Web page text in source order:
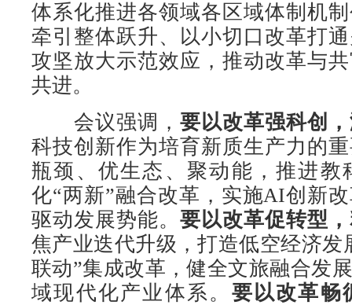
体系化推进各领域各区域体制机
牵引整体跃升、以小切口改革打
攻坚放大示范效应，推动改革与
共进。
会议强调， 要以改革强科创
科技创新作为培育新质生产力的
瓶颈、优生态、聚动能，推进教
化“两新”融合改革，实施AI创新
驱动发展势能。 要以改革促转型
焦产业迭代升级，打造低空经济发
联动”集成改革，健全文旅融合发
域现代化产业体系。 要以改革畅